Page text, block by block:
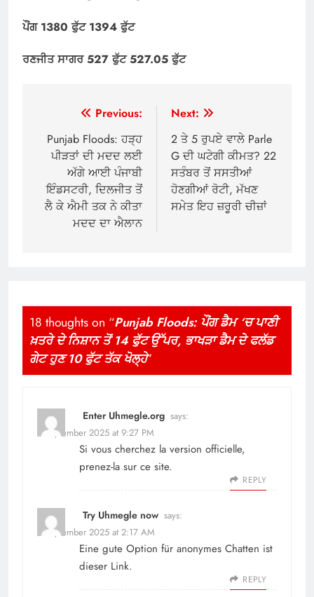
ਪੌਂਗ 1380 ਫੁੱਟ 1394 ਫੁੱਟ
ਰਣਜੀਤ ਸਾਗਰ 527 ਫੁੱਟ 527.05 ਫੁੱਟ
navigation
Previous:
Punjab Floods: ਹੜ੍ਹ
ਪੀੜਤਾਂ ਦੀ ਮਦਦ ਲਈ
ਅੱਗੇ ਆਈ ਪੰਜਾਬੀ
ਇੰਡਸਟਰੀ, ਦਿਲਜੀਤ ਤੋਂ
ਲੈ ਕੇ ਐਮੀ ਤਕ ਨੇ ਕੀਤਾ
ਮਦਦ ਦਾ ਐਲਾਨ
Next:
2 ਤੇ 5 ਰੁਪਏ ਵਾਲੇ Parle
G ਦੀ ਘਟੇਗੀ ਕੀਮਤ? 22
ਸਤੰਬਰ ਤੋਂ ਸਸਤੀਆਂ
ਹੋਣਗੀਆਂ ਰੋਟੀ, ਮੱਖਣ
ਸਮੇਤ ਇਹ ਜ਼ਰੂਰੀ ਚੀਜ਼ਾਂ
18 thoughts on “Punjab Floods: ਪੌਂਗ ਡੈਮ ‘ਚ ਪਾਣੀ
ਖ਼ਤਰੇ ਦੇ ਨਿਸ਼ਾਨ ਤੋਂ 14 ਫੁੱਟ ਉੱਪਰ, ਭਾਖੜਾ ਡੈਮ ਦੇ ਫਲੱਡ
ਗੇਟ ਹੁਣ 10 ਫੁੱਟ ਤੱਕ ਖੋਲ੍ਹੇ”
Enter Uhmegle.org says:
6 September 2025 at 9:27 PM
Si vous cherchez la version officielle,
prenez-la sur ce site.
REPLY
Try Uhmegle now says:
7 September 2025 at 2:17 AM
Eine gute Option für anonymes Chatten ist
dieser Link.
REPLY